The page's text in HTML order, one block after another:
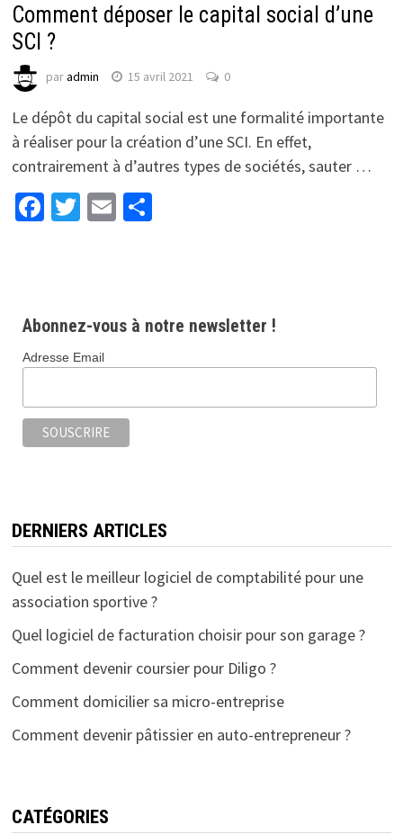
Comment déposer le capital social d’une
SCI ?
paradmin 15 avril 2021 0
Le dépôt du capital social est une formalité importante
à réaliser pour la création d’une SCI. En effet,
contrairement à d’autres types de sociétés, sauter …
Facebook
Twitter
EmailPartager
Abonnez-vous à notre newsletter !
Adresse Email
DERNIERS ARTICLES
Quel est le meilleur logiciel de comptabilité pour une
association sportive ?
Quel logiciel de facturation choisir pour son garage ?
Comment devenir coursier pour Diligo ?
Comment domicilier sa micro-entreprise
Comment devenir pâtissier en auto-entrepreneur ?
CATÉGORIES